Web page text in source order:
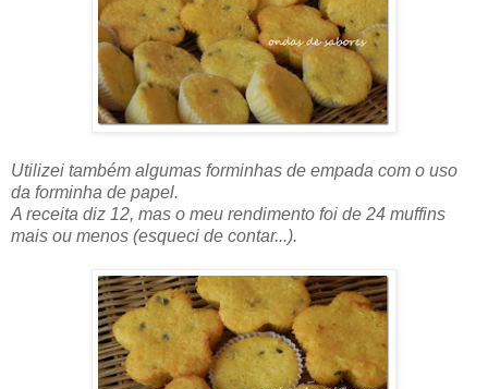
Utilizei também algumas forminhas de empada com o uso
da forminha de papel.
A receita diz 12, mas o meu rendimento foi de 24 muffins
mais ou menos (esqueci de contar...).